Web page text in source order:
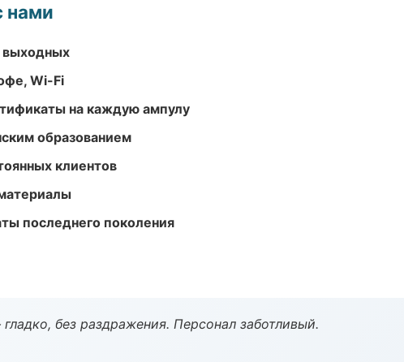
нами
выходных
Wi-Fi
на каждую ампулу
образованием
клиентов
последнего поколения
без раздражения. Персонал заботливый.